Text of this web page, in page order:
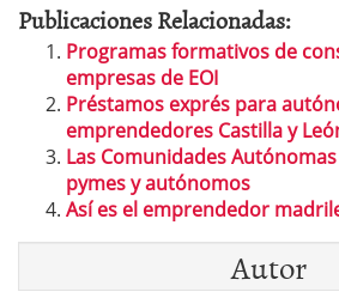
Publicaciones Relacionadas:
Programas formativos de
empresas de EOI
Préstamos exprés para
emprendedores Castilla y
Las Comunidades
pymes y autónomos
Así es el emprendedor
Autor